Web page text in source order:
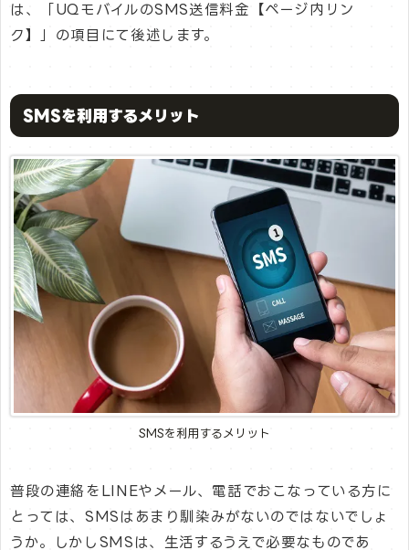
は、「UQモバイルのSMS送信料金【ページ内リン
ク】」の項目にて後述します。
SMSを利用するメリット
SMSを利用するメリット
普段の連絡をLINEやメール、電話でおこなっている方に
とっては、SMSはあまり馴染みがないのではないでしょ
うか。しかしSMSは、生活するうえで必要なものであ